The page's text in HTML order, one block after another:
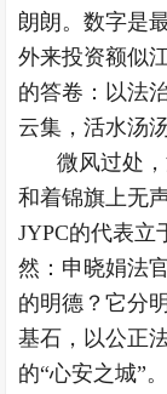
朗朗。数字是
外来投资额似
的答卷：以法
云集，活水汤汤
微风过处
和着锦旗上无
JYPC的代表立
然：申晓娟法
的明德？它分
基石，以公正
的“心安之城”